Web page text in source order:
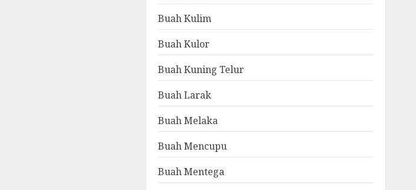
Buah Kulim
Buah Kulor
Buah Kuning Telur
Buah Larak
Buah Melaka
Buah Mencupu
Buah Mentega